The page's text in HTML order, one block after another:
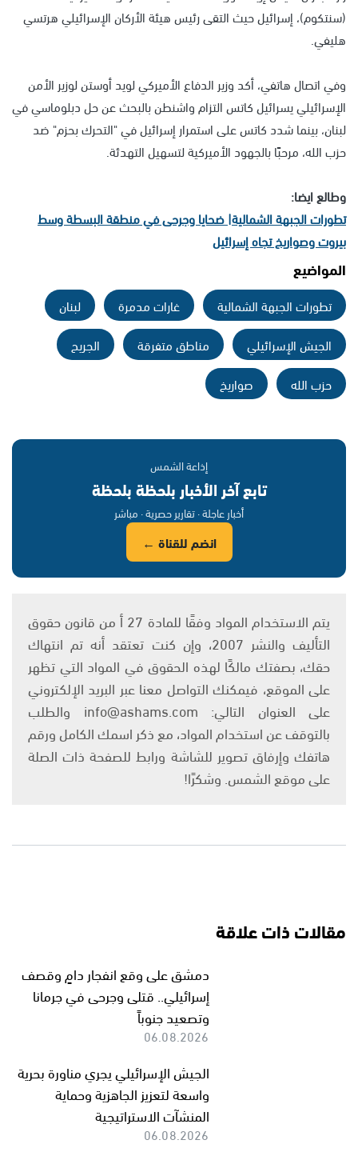
(سنتكوم)، إسرائيل حيث التقى رئيس هيئة الأركان الإسرائيلي هرتسي
هليفي.
وفي اتصال هاتفي، أكد وزير الدفاع الأميركي لويد أوستن لوزير الأمن
الإسرائيلي يسرائيل كاتس التزام واشنطن بالبحث عن حل دبلوماسي في
لبنان، بينما شدد كاتس على استمرار إسرائيل في "التحرك بحزم" ضد
حزب الله، مرحبًا بالجهود الأميركية لتسهيل التهدئة.
وطالع ايضا:
تطورات الجبهة الشمالية| ضحايا وجرحى في منطقة البسطة وسط
بيروت وصواريخ تجاه إسرائيل
المواضيع
تطورات الجبهة الشمالية غارات مدمرة
لبنان
الجيش الإسرائيلي
مناطق متفرقة
الجريح
حزب الله
صواريخ
إذاعة الشمس
تابع آخر الأخبار بلحظة بلحظة
أخبار عاجلة · تقارير حصرية · مباشر
انضم للقناة ←
يتم الاستخدام المواد وفقًا للمادة 27 أ من قانون حقوق
التأليف والنشر 2007، وإن كنت تعتقد أنه تم انتهاك
حقك، بصفتك مالكًا لهذه الحقوق في المواد التي تظهر
على الموقع، فيمكنك التواصل معنا عبر البريد الإلكتروني
على العنوان التالي: info@ashams.com والطلب
بالتوقف عن استخدام المواد، مع ذكر اسمك الكامل ورقم
هاتفك وإرفاق تصوير للشاشة ورابط للصفحة ذات الصلة
على موقع الشمس. وشكرًا!
مقالات ذات علاقة
دمشق على وقع انفجار دامٍ وقصف
إسرائيلي.. قتلى وجرحى في جرمانا
وتصعيد جنوباً
06.08.2026
الجيش الإسرائيلي يجري مناورة بحرية
واسعة لتعزيز الجاهزية وحماية
المنشآت الاستراتيجية
06.08.2026